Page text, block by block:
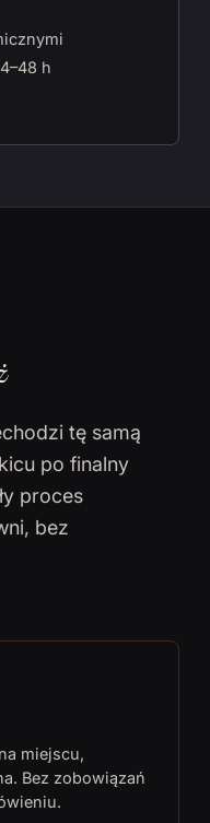
h
tę samą
po finalny
proces
bez
miejscu,
Bez zobowiązań